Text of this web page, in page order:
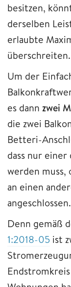
besitzen,
derselben
erlaubte
überschreiten.
Um der
es dann zwei
die zwei
Betteri-
dass nur
werden muss,
an einen
angeschlossen.
Denn gemäß
1:2018-05 ist